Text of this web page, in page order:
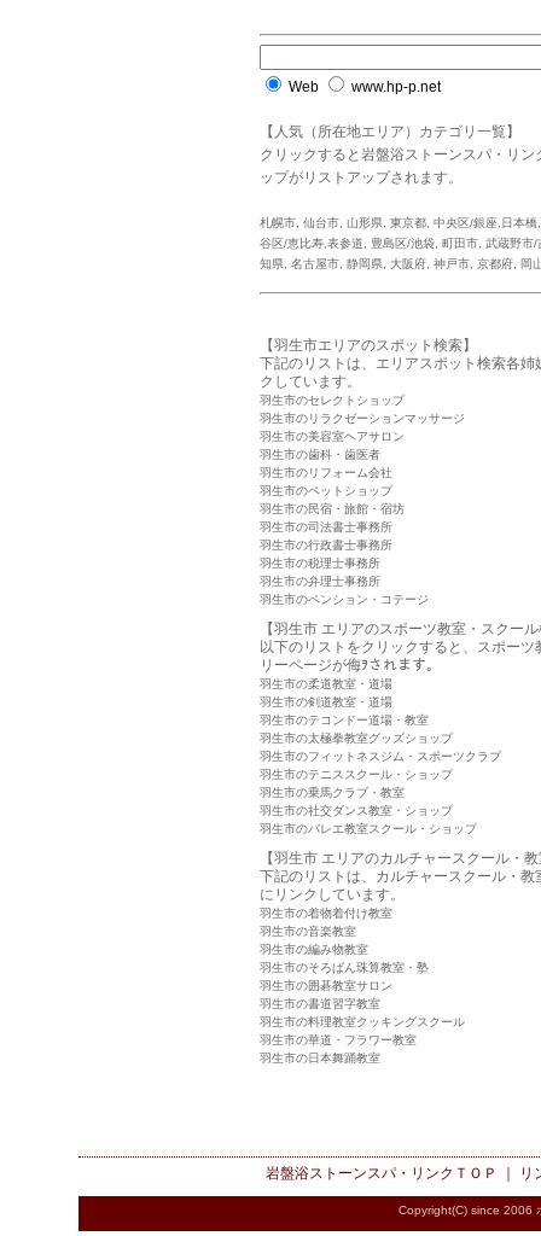
Web www.hp-p.net
【人気（所在地エリア）カテゴリ一覧】
クリックすると岩盤浴ストーンスパ・リ
ップがリストアップされます。
札幌市 仙台市 山形県 東京都 中央区/銀座,日本橋
谷区/恵比寿,表参道
豊島区/池袋 町田市 武蔵野市/
知県 名古屋市 静岡県 大阪府 神戸市 京都府 岡
【羽生市エリアのスポット検索】
下記のリストは、エリアスポット検索各
クしています。
羽生市のセレクトショップ
羽生市のリラクゼーションマッサージ
羽生市の美容室ヘアサロン
羽生市の歯科・歯医者
羽生市のリフォーム会社
羽生市のペットショップ
羽生市の民宿・旅館・宿坊
羽生市の司法書士事務所
羽生市の行政書士事務所
羽生市の税理士事務所
羽生市の弁理士事務所
羽生市のペンション・コテージ
【羽生市 エリアのスポーツ教室・スクー
以下のリストをクリックすると、スポー
リーページが侮ｦされます。
羽生市の柔道教室・道場
羽生市の剣道教室・道場
羽生市のテコンドー道場・教室
羽生市の太極拳教室グッズショップ
羽生市のフィットネスジム・スポーツクラブ
羽生市のテニススクール・ショップ
羽生市の乗馬クラブ・教室
羽生市の社交ダンス教室・ショップ
羽生市のバレエ教室スクール・ショップ
【羽生市 エリアのカルチャースクール・
下記のリストは、カルチャースクール・
にリンクしています。
羽生市の着物着付け教室
羽生市の音楽教室
羽生市の編み物教室
羽生市のそろばん珠算教室・塾
羽生市の囲碁教室サロン
羽生市の書道習字教室
羽生市の料理教室クッキングスクール
羽生市の華道・フラワー教室
羽生市の日本舞踊教室
岩盤浴ストーンスパ・リンク ＴＯＰ ｜ リ
Copyright(C) since 2006